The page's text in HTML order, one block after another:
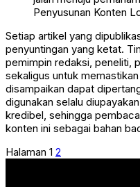
Penyusunan Konten
Setiap artikel yang
penyuntingan yang ketat.
pemimpin redaksi, peneliti,
sekaligus untuk
disampaikan dapat
digunakan selalu
kredibel, sehingga
konten ini sebagai bahan
Halaman 1 2